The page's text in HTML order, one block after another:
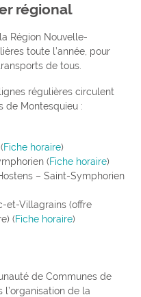
régional
Région Nouvelle-
toute l’année, pour
de tous.
régulières circulent
de Montesquieu :
Fiche horaire)
(Fiche horaire)
– Saint-Symphorien
et-Villagrains (offre
(Fiche horaire)
de Communes de
de la